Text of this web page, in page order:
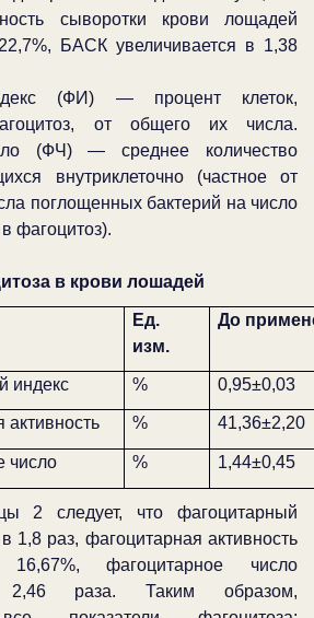
сыворотки крови лощадей
БАСК увеличивается в 1,38
(ФИ) — процент клеток,
от общего их числа.
(ФЧ) — среднее количество
внутриклеточно (частное от
поглощенных бактерий на число
фагоцитоз).
в крови лошадей
Ед.
изм.
До
индекс % 0,95±0,03
активность % 41,36±2,20
число % 1,44±0,45
2 следует, что фагоцитарный
1,8 раз, фагоцитарная активность
фагоцитарное число
2,46 раза. Таким образом,